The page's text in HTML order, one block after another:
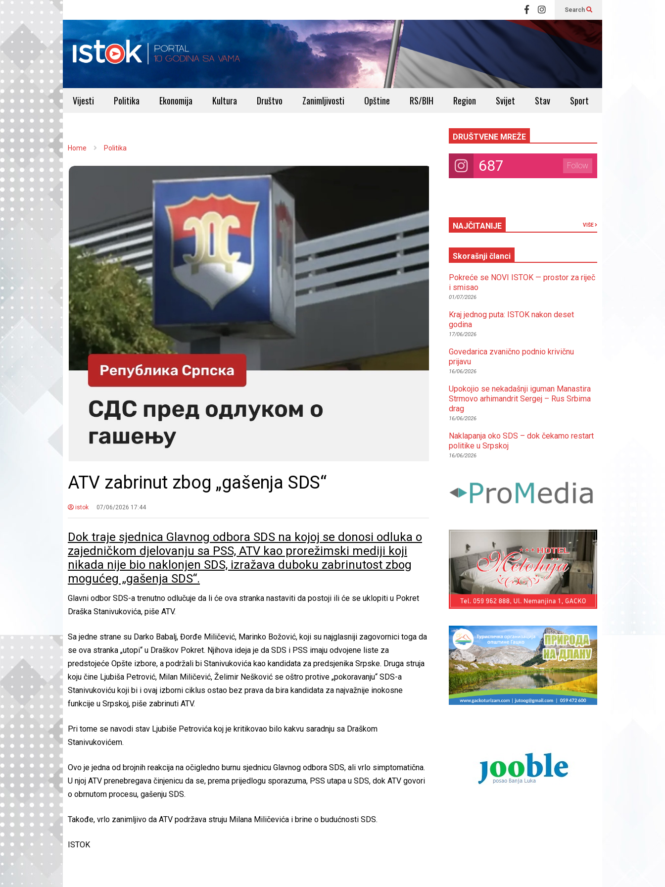
Search
Vijesti Politika Ekonomija Kultura Društvo Zanimljivosti Opštine RS/BIH Region Svijet Stav Sport
Home Politika
ATV zabrinut zbog „gašenja SDS“
istok 07/06/2026 17:44
Dok traje sjednica Glavnog odbora SDS na kojoj se donosi odluka o
zajedničkom djelovanju sa PSS, ATV kao prorežimski mediji koji
nikada nije bio naklonjen SDS, izražava duboku zabrinutost zbog
mogućeg „gašenja SDS“.
Glavni odbor SDS-a trenutno odlučuje da li će ova stranka nastaviti da postoji ili će se uklopiti u Pokret
Draška Stanivukovića, piše ATV.
Sa jedne strane su Darko Babalj, Đorđe Miličević, Marinko Božović, koji su najglasniji zagovornici toga da
se ova stranka „utopi“ u Draškov Pokret. Njihova ideja je da SDS i PSS imaju odvojene liste za
predstojeće Opšte izbore, a podržali bi Stanivukovića kao kandidata za predsjenika Srpske. Druga struja
koju čine Ljubiša Petrović, Milan Miličević, Želimir Nešković se oštro protive „pokoravanju“ SDS-a
Stanivukoviću koji bi i ovaj izborni ciklus ostao bez prava da bira kandidata za najvažnije inokosne
funkcije u Srpskoj, piše zabrinuti ATV.
Pri tome se navodi stav Ljubiše Petrovića koj je kritikovao bilo kakvu saradnju sa Draškom
Stanivukovićem.
Ovo je jedna od brojnih reakcija na očigledno burnu sjednicu Glavnog odbora SDS, ali vrlo simptomatična.
U njoj ATV prenebregava činjenicu da se, prema prijedlogu sporazuma, PSS utapa u SDS, dok ATV govori
o obrnutom procesu, gašenju SDS.
Takođe, vrlo zanimljivo da ATV podržava struju Milana Miličevića i brine o budućnosti SDS.
ISTOK
DRUŠTVENE MREŽE
687 Follow
NAJČITANIJE VIŠE
Skorašnji članci
Pokreće se NOVI ISTOK — prostor za riječ
i smisao
01/07/2026
Kraj jednog puta: ISTOK nakon deset
godina
17/06/2026
Govedarica zvanično podnio krivičnu
prijavu
16/06/2026
Upokojio se nekadašnji iguman Manastira
Strmovo arhimandrit Sergej – Rus Srbima
drag
16/06/2026
Naklapanja oko SDS – dok čekamo restart
politike u Srpskoj
16/06/2026